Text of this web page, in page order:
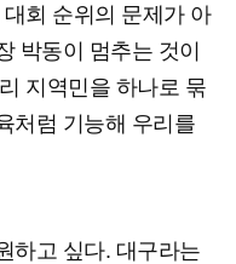
회 순위의 문제가 아
박동이 멈추는 것이
지역민을 하나로 묶
처럼 기능해 우리를
하고 싶다. 대구라는